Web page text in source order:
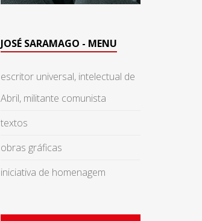
JOSÉ SARAMAGO - MENU
escritor universal, intelectual de
Abril, militante comunista
textos
obras gráficas
iniciativa de homenagem